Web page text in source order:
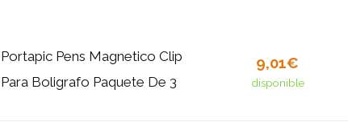
Portapic Pens Magnetico Clip
Para Boligrafo Paquete De 3
9,01€
disponible